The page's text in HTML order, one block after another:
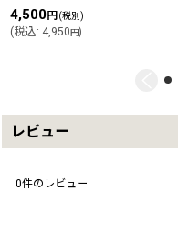
4,500円 (税別)
(税込: 4,950円)
レビュー
0件のレビュー